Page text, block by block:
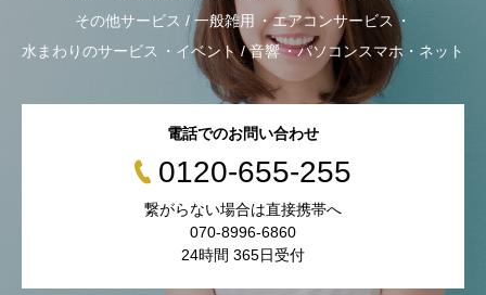
その他サービス / 一般雑用
エアコンサービス
水まわりのサービス
イベント / 音響 パソコンスマホ・ネット
電話でのお問い合わせ
0120-655-255
繋がらない場合は直接携帯へ
070-8996-6860
24時間 365日受付